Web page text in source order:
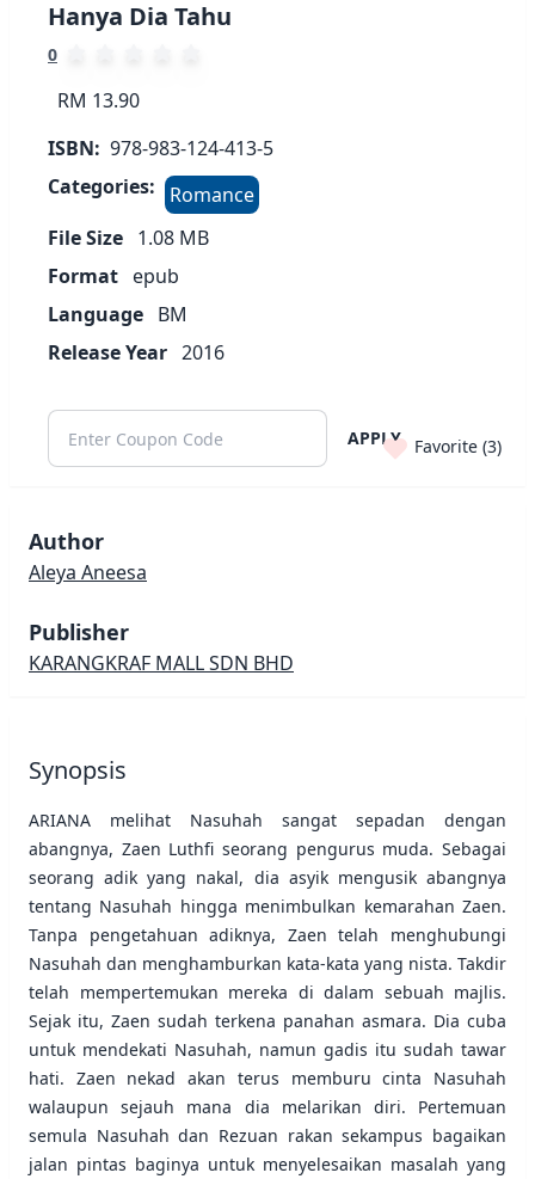
Hanya Dia Tahu
0
RM 13.90
ISBN: 978-983-124-413-5
Categories:
Romance
File Size 1.08 MB
Format epub
Language BM
Release Year 2016
APPLY Favorite (3)
Author
Aleya Aneesa
Publisher
KARANGKRAF MALL SDN BHD
Synopsis
ARIANA melihat Nasuhah sangat sepadan dengan
abangnya, Zaen Luthfi seorang pengurus muda. Sebagai
seorang adik yang nakal, dia asyik mengusik abangnya
tentang Nasuhah hingga menimbulkan kemarahan Zaen.
Tanpa pengetahuan adiknya, Zaen telah menghubungi
Nasuhah dan menghamburkan kata-kata yang nista. Takdir
telah mempertemukan mereka di dalam sebuah majlis.
Sejak itu, Zaen sudah terkena panahan asmara. Dia cuba
untuk mendekati Nasuhah, namun gadis itu sudah tawar
hati. Zaen nekad akan terus memburu cinta Nasuhah
walaupun sejauh mana dia melarikan diri. Pertemuan
semula Nasuhah dan Rezuan rakan sekampus bagaikan
jalan pintas baginya untuk menyelesaikan masalah yang